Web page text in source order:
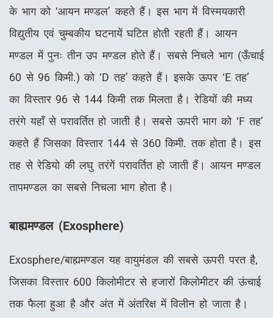
के भाग को ‘आयन मण्डल’ कहते हैं। इस भाग में विस्मयकारी
विद्युतीय एवं चुम्बकीय घटनायें घटित होती रहती हैं। आयन
मण्डल में पुनः तीन उप मण्डल होते हैं। सबसे निचले भाग (ऊँचाई
60 से 96 किमी.) को ‘D तह’ कहते हैं। इसके ऊपर ‘E तह’
का विस्तार 96 से 144 किमी तक मिलता है। रेडियों की मध्य
तरंगे यहाँ से परावर्तित हो जाती है। सबसे ऊपरी भाग को ‘F तह’
कहते हैं जिसका विस्तार 144 से 360 किमी. तक होता है। इस
तह से रेडियो की लघु तरंगें परावर्तित हो जाती हैं। आयन मण्डल
तापमण्डल का सबसे निचला भाग होता है।
बाह्यमण्डल (Exosphere)
Exosphere/बाह्यमण्डल यह वायुमंडल की सबसे ऊपरी परत है,
जिसका विस्तार 600 किलोमीटर से हजारों किलोमीटर की ऊंचाई
तक फैला हुआ है और अंत में अंतरिक्ष में विलीन हो जाता है।